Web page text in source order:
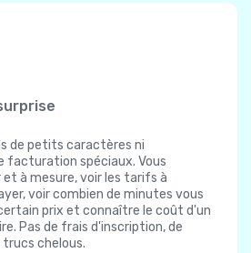
de petits caractères ni
facturation spéciaux. Vous
à mesure, voir les tarifs à
voir combien de minutes vous
prix et connaître le coût d'un
Pas de frais d'inscription, de
trucs chelous.